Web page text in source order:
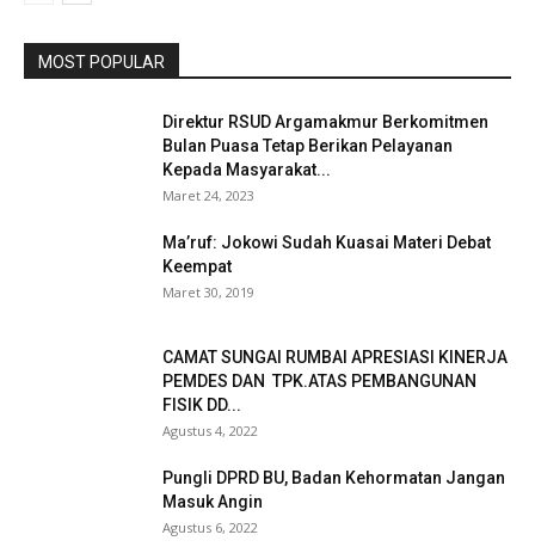
MOST POPULAR
Direktur RSUD Argamakmur Berkomitmen
Bulan Puasa Tetap Berikan Pelayanan
Kepada Masyarakat...
Maret 24, 2023
Ma’ruf: Jokowi Sudah Kuasai Materi Debat
Keempat
Maret 30, 2019
CAMAT SUNGAI RUMBAI APRESIASI KINERJA
PEMDES DAN TPK.ATAS PEMBANGUNAN
FISIK DD...
Agustus 4, 2022
Pungli DPRD BU, Badan Kehormatan Jangan
Masuk Angin
Agustus 6, 2022